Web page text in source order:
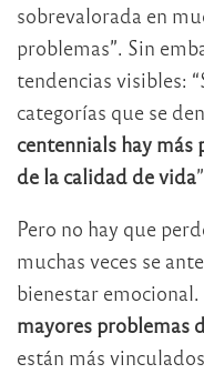
sobrevalorada en
problemas”. Sin
tendencias visibles:
categorías que se
centennials hay
de la calidad de vida”.
Pero no hay que
muchas veces se
bienestar emocional.
mayores problemas
están más